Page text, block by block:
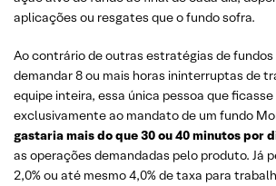
aplicações ou resgates que o fundo sofra.
Ao contrário de outras estratégias de fundos
demandar 8 ou mais horas ininterruptas de
equipe inteira, essa única pessoa que
exclusivamente ao mandato de um fundo
gastaria mais do que 30 ou 40 minutos por
as operações demandadas pelo produto. Já
2,0% ou até mesmo 4,0% de taxa para